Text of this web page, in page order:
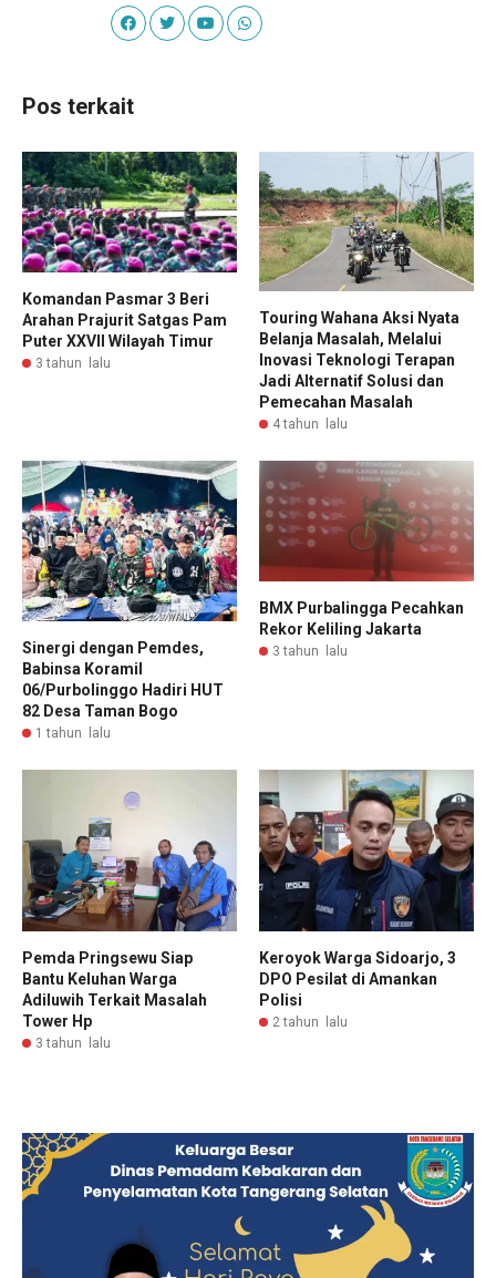
Pos terkait
Komandan Pasmar 3 Beri
Arahan Prajurit Satgas Pam
Puter XXVII Wilayah Timur
3 tahun lalu
Touring Wahana Aksi Nyata
Belanja Masalah, Melalui
Inovasi Teknologi Terapan
Jadi Alternatif Solusi dan
Pemecahan Masalah
4 tahun lalu
Sinergi dengan Pemdes,
Babinsa Koramil
06/Purbolinggo Hadiri HUT
82 Desa Taman Bogo
1 tahun lalu
BMX Purbalingga Pecahkan
Rekor Keliling Jakarta
3 tahun lalu
Pemda Pringsewu Siap
Bantu Keluhan Warga
Adiluwih Terkait Masalah
Tower Hp
3 tahun lalu
Keroyok Warga Sidoarjo, 3
DPO Pesilat di Amankan
Polisi
2 tahun lalu